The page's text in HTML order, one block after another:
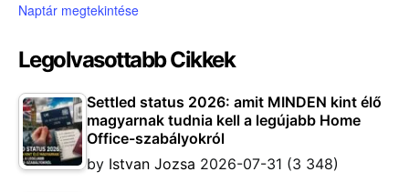
Naptár megtekintése
Legolvasottabb Cikkek
Settled status 2026: amit MINDEN kint élő
magyarnak tudnia kell a legújabb Home
Office-szabályokról
by Istvan Jozsa 2026-07-31 (3 348)